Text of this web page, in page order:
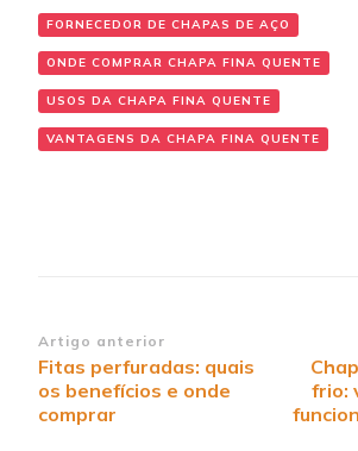
FORNECEDOR DE CHAPAS DE AÇO
ONDE COMPRAR CHAPA FINA QUENTE
USOS DA CHAPA FINA QUENTE
VANTAGENS DA CHAPA FINA QUENTE
Navegação
de
post
Artigo anterior
Fitas perfuradas: quais
os benefícios e onde
comprar
frio: